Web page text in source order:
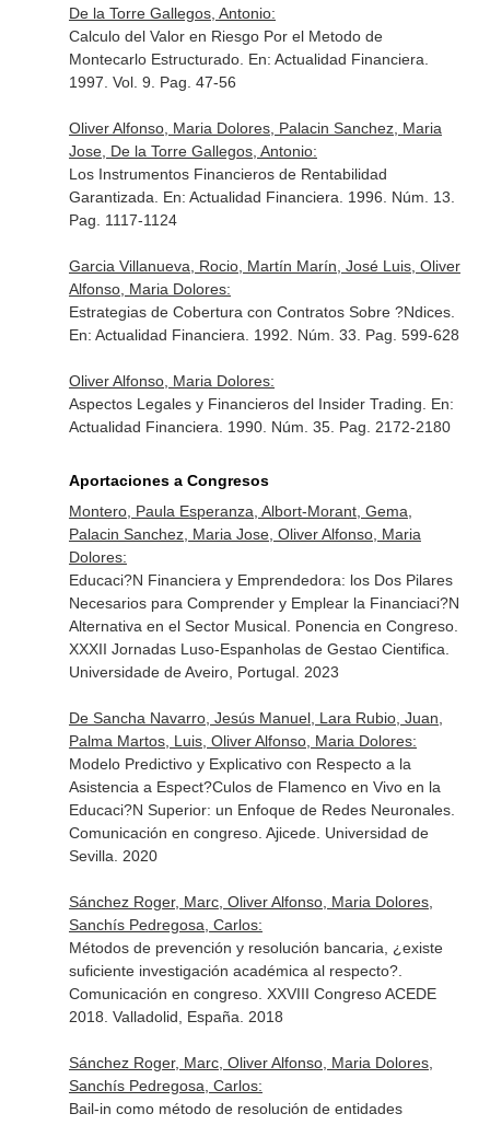
De la Torre Gallegos, Antonio:
Calculo del Valor en Riesgo Por el Metodo de
Montecarlo Estructurado. En: Actualidad Financiera
1997. Vol. 9. Pag. 47-56
Oliver Alfonso, Maria Dolores, Palacin Sanchez, Maria
Jose, De la Torre Gallegos, Antonio:
Los Instrumentos Financieros de Rentabilidad
Garantizada. En: Actualidad Financiera . 1996. Núm. 13.
Pag. 1117-1124
Garcia Villanueva, Rocio, Martín Marín, José Luis, Oliver
Alfonso, Maria Dolores:
Estrategias de Cobertura con Contratos Sobre ?Ndices.
En: Actualidad Financiera . 1992. Núm. 33. Pag. 599-628
Oliver Alfonso, Maria Dolores:
Aspectos Legales y Financieros del Insider Trading. En:
Actualidad Financiera . 1990. Núm. 35. Pag. 2172-2180
Aportaciones a Congresos
Montero, Paula Esperanza, Albort-Morant, Gema,
Palacin Sanchez, Maria Jose, Oliver Alfonso, Maria
Dolores:
Educaci?N Financiera y Emprendedora: los Dos Pilares
Necesarios para Comprender y Emplear la Financiaci?N
Alternativa en el Sector Musical. Ponencia en Congreso.
XXXII Jornadas Luso-Espanholas de Gestao Cientifica.
Universidade de Aveiro, Portugal. 2023
De Sancha Navarro, Jesús Manuel, Lara Rubio, Juan,
Palma Martos, Luis, Oliver Alfonso, Maria Dolores:
Modelo Predictivo y Explicativo con Respecto a la
Asistencia a Espect?Culos de Flamenco en Vivo en la
Educaci?N Superior: un Enfoque de Redes Neuronales.
Comunicación en congreso. Ajicede. Universidad de
Sevilla. 2020
Sánchez Roger, Marc, Oliver Alfonso, Maria Dolores,
Sanchís Pedregosa, Carlos:
Métodos de prevención y resolución bancaria, ¿existe
suficiente investigación académica al respecto?.
Comunicación en congreso. XXVIII Congreso ACEDE
2018. Valladolid, España. 2018
Sánchez Roger, Marc, Oliver Alfonso, Maria Dolores,
Sanchís Pedregosa, Carlos:
Bail-in como método de resolución de entidades